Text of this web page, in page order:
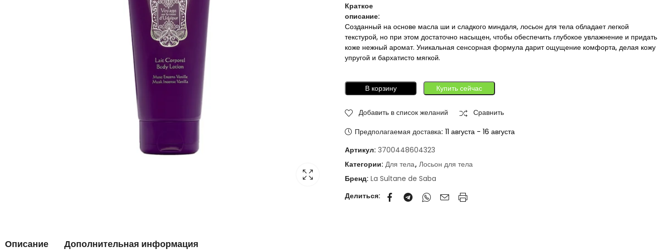
Краткое
описание:
Созданный на основе масла ши и сладкого миндаля, лосьон для тела обладает легкой
текстурой, но при этом достаточно насыщен, чтобы обеспечить глубокое увлажнение и придать
коже нежный аромат. Уникальная сенсорная формула дарит ощущение комфорта, делая кожу
упругой и бархатисто мягкой.
В корзину Купить сейчас
Добавить в список желаний
Сравнить
Предполагаемая доставка: 11 августа - 16 августа
Артикул: 3700448604323
Категории: Для тела, Лосьон для тела
Бренд: La Sultane de Saba
Делиться:
Описание Дополнительная информация